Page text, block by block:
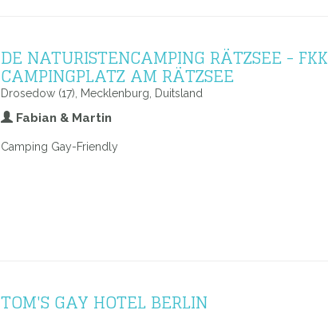
DE NATURISTENCAMPING RÄTZSEE - FKK
CAMPINGPLATZ AM RÄTZSEE
Drosedow (17), Mecklenburg, Duitsland
Fabian & Martin
Camping Gay-Friendly
TOM'S GAY HOTEL BERLIN